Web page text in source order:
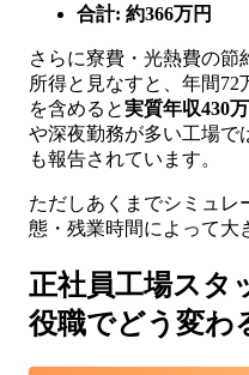
合計: 約366万円
さらに寮費・光熱費の節
所得と見なすと、年間
を含めると実質年収430
や深夜勤務が多い工場で
も報告されています。
ただしあくまでシミュレ
態・残業時間によって大
正社員工場スタ
役職でどう変わ